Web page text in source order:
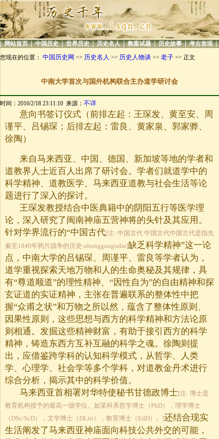
| 网站首页 | 中国历史 | 世界历史 | 历史名人 | 教案试题 | 历史故事 | 考古发现 |
您现在的位置： 中国历史网 >> 历史名人 >> 历史人物谈 >> 老子 >> 正文
中南大学首次与国外机构联合主办道学研讨会
时间：2016/2/18 23:11:10 来源： 不详
意向书签订仪式（前排左起：王琛发、黄至安、周
谨平、吕锡琛；后排左起：雷良、黄家泉、郭家骅、
徐陶）
来自马来西亚、中国、德国、新加坡等地的学者和
道教界人士近百人出席了研讨会。学者们就道学中的
科学精神、道教医学、马来西亚道教与社会生活等论
题进行了深入的探讨。
王琛发教授结合中医典籍中的阴阳五行等医学理
论，深入研究了闽南神庙五营神将的头针及其应用。
针对学界流行的“中国古代[注: 中国古代 中国古代中国古代是指先
秦至1840年鸦片战争的历史-zhongguogudai]缺乏科学精神”这一论
点，中南大学的吕锡琛、周谨平、雷良等学者认为，
道学重视探索天地万物和人的生命奥秘及其规律，具
有“尊道顺道”的理性精神、“因性自为”的自由精神和探
玄证道的实证精神，主张在普遍联系的整体性中把
握“众甫之状”和万物之所以然，蕴含了整体性原则、
因果性原则，这些思想与西方的科学精神和方法论原
则相通。发掘这些精神财富，有助于接引西方的科学
精神，铸造东西方互补互融的科学之魂。徐陶则提
出，应借鉴跨学科的认知科学模式，从哲学、人类
学、心理学、社会学等多个学科，对道教金丹术进行
综合分析，揭示其中的科学价值。
马来西亚首相署对华特使秘书甘德政博士[注: 博士是
教育机构授予的最高一级学位。如某科系哲学博士（PhD），理学博士
（DSc/ScD），文学博士（DLitt），教育博士（EdD）。]还结合现实
生活阐发了马来西亚神庙面向科技公共外交的可能，